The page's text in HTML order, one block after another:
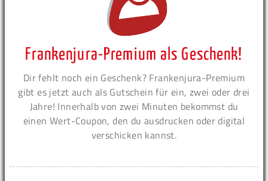
Frankenjura-Premium als Geschenk!
Dir fehlt noch ein Geschenk? Frankenjura-Premium
gibt es jetzt auch als Gutschein für ein, zwei oder drei
Jahre! Innerhalb von zwei Minuten bekommst du
einen Wert-Coupon, den du ausdrucken oder digital
verschicken kannst.